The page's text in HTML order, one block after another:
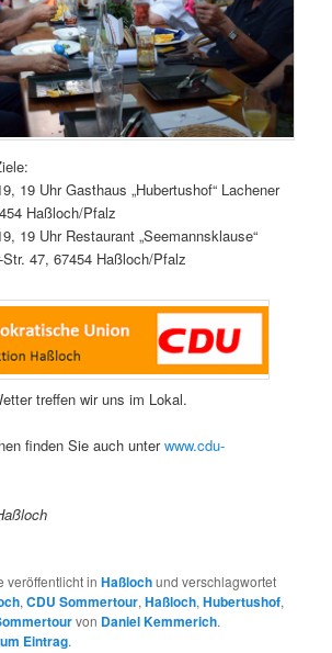
19 Uhr Gasthaus „Hubertushof“ Lachener
Haßloch/Pfalz
19 Uhr Restaurant „Seemannsklause“
47, 67454 Haßloch/Pfalz
treffen wir uns im Lokal.
finden Sie auch unterwww.cdu-
veröffentlicht inHaßlochund verschlagwortet
,CDU Sommertour,Haßloch,Hubertushof,
von Daniel Kemmerich.
Eintrag.